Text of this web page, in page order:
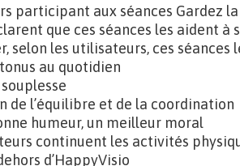
participant aux séances Gardez
que ces séances les aident à
selon les utilisateurs, ces séances
au quotidien
souplesse
de l’équilibre et de la coordination
humeur, un meilleur moral
continuent les activités
d’HappyVisio